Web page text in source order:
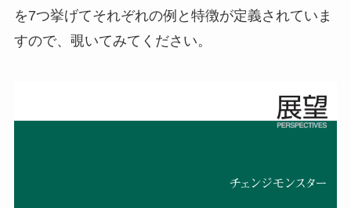
を7つ挙げてそれぞれの例と特徴が定義されていま
すので、覗いてみてください。